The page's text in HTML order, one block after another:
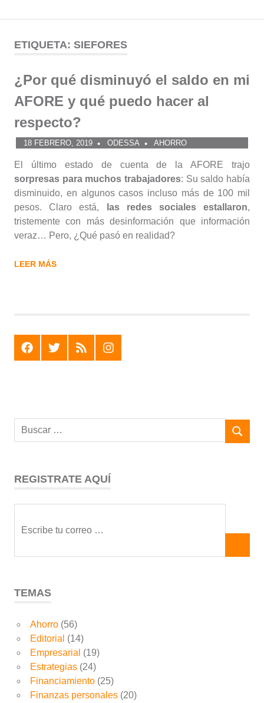
contenido
Comunidad
ODESSA
ETIQUETA: SIEFORES
¿Por qué disminuyó el saldo en mi
AFORE y qué puedo hacer al
respecto?
18 FEBRERO, 2019 ODESSA AHORRO
El último estado de cuenta de la AFORE trajo
sorpresas para muchos trabajadores: Su saldo había
disminuido, en algunos casos incluso más de 100 mil
pesos. Claro está,
las redes sociales estallaron,
tristemente con más desinformación que información
veraz… Pero, ¿Qué pasó en realidad?
LEER MÁS
F T R I
REGISTRATE AQUÍ
TEMAS
Ahorro(56)
Editorial (14)
Empresarial (19)
Estrategias(24)
Financiamiento(25)
Finanzas personales(20)